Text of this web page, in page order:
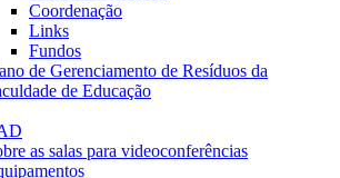
Coordenação
Links
Fundos
de Gerenciamento de Resíduos da
de Educação
as salas para videoconferências